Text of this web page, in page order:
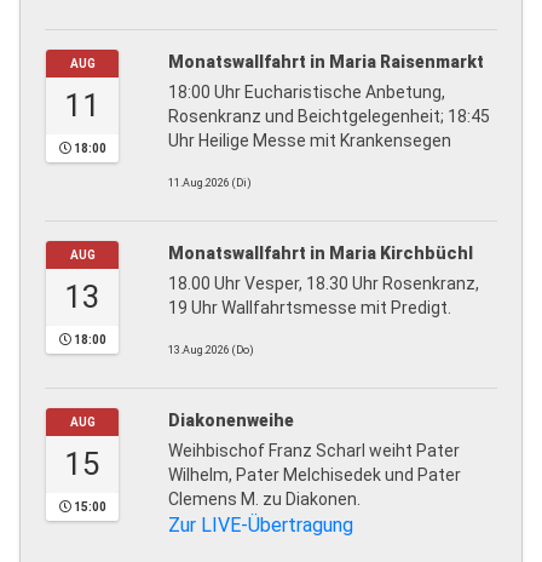
AUG
11
18:00
Monatswallfahrt in Maria Raisenmarkt
18:00 Uhr Eucharistische Anbetung,
Rosenkranz und Beichtgelegenheit; 18:45
Uhr Heilige Messe mit Krankensegen
11.Aug.2026 (Di)
AUG
13
18:00
Monatswallfahrt in Maria Kirchbüchl
18.00 Uhr Vesper, 18.30 Uhr Rosenkranz,
19 Uhr Wallfahrtsmesse mit Predigt.
13.Aug.2026 (Do)
AUG
15
15:00
Diakonenweihe
Weihbischof Franz Scharl weiht Pater
Wilhelm, Pater Melchisedek und Pater
Clemens M. zu Diakonen.
Zur LIVE-Übertragung